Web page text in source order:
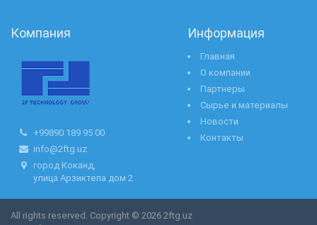
Компания
+99890 189 95 00
info@2ftg.uz
город Коканд,
улица Арзиктепа дом 2
Информация
Главная
О компании
Партнеры
Сырье и материалы
Новости
Контакты
All rights reserved. Copyright © 2026 2ftg.uz